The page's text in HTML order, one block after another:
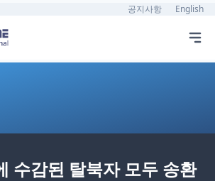
공지사항 English
수감된 탈북자 모두 송환